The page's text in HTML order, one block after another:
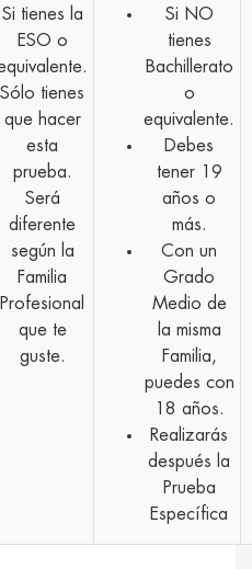
Si tienes la
ESO o
Sólo tienes
que hacer
esta
prueba.
Será
diferente
según la
Familia
Profesional
que te
guste.
Si NO
tienes
Bachillerato
o
equivalente.
Debes
tener 19
años o
más.
Con un
Grado
Medio de
la misma
Familia,
puedes con
18 años.
Realizarás
después la
Prueba
Específica